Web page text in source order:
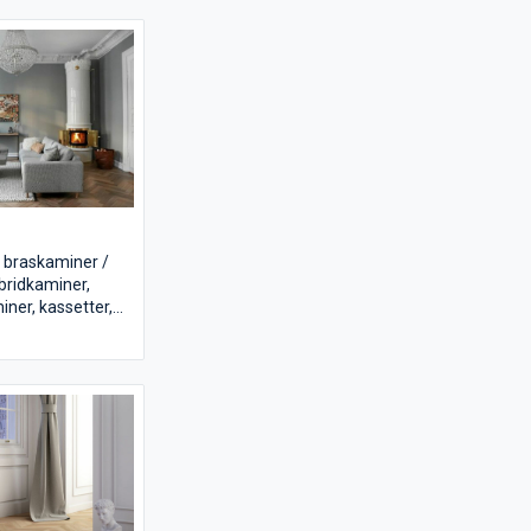
kaminer
från bl.a.
Dovre, Keddy,
Davidssons,
Wamsler
braskaminer /
kassetter,
från bl.a.
Dovre, Keddy,
Davidssons,
Wamsler,